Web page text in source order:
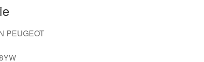
PEUGEOT